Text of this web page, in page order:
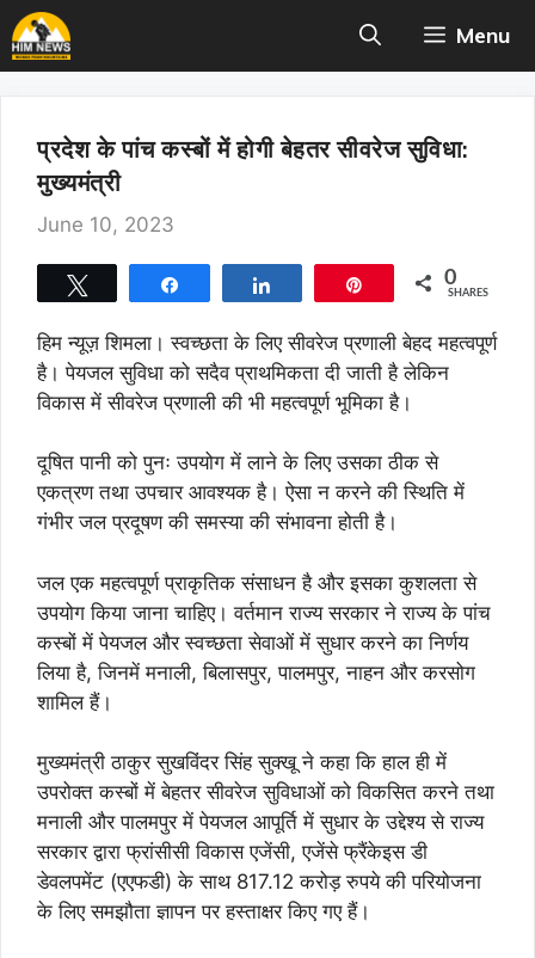
Skip
to
content
Menu
प्रदेश के पांच कस्बों में होगी बेहतर सीवरेज सुविधा:
मुख्यमंत्री
June 10, 2023
0
SHARES
हिम न्यूज़ शिमला। स्वच्छता के लिए सीवरेज प्रणाली बेहद महत्वपूर्ण
है। पेयजल सुविधा को सदैव प्राथमिकता दी जाती है लेकिन
विकास में सीवरेज प्रणाली की भी महत्वपूर्ण भूमिका है।
दूषित पानी को पुनः उपयोग में लाने के लिए उसका ठीक से
एकत्रण तथा उपचार आवश्यक है। ऐसा न करने की स्थिति में
गंभीर जल प्रदूषण की समस्या की संभावना होती है।
जल एक महत्वपूर्ण प्राकृतिक संसाधन है और इसका कुशलता से
उपयोग किया जाना चाहिए। वर्तमान राज्य सरकार ने राज्य के पांच
कस्बों में पेयजल और स्वच्छता सेवाओं में सुधार करने का निर्णय
लिया है, जिनमें मनाली, बिलासपुर, पालमपुर, नाहन और करसोग
शामिल हैं।
मुख्यमंत्री ठाकुर सुखविंदर सिंह सुक्खू ने कहा कि हाल ही में
उपरोक्त कस्बों में बेहतर सीवरेज सुविधाओं को विकसित करने तथा
मनाली और पालमपुर में पेयजल आपूर्ति में सुधार के उद्देश्य से राज्य
सरकार द्वारा फ्रांसीसी विकास एजेंसी, एजेंसे फ्रैंकेइस डी
डेवलपमेंट (एएफडी) के साथ 817.12 करोड़ रुपये की परियोजना
के लिए समझौता ज्ञापन पर हस्ताक्षर किए गए हैं।